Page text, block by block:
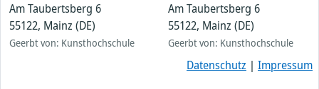
Am Taubertsberg 6
55122, Mainz (DE)
Geerbt von: Kunsthochschule
Am Taubertsberg 6
55122, Mainz (DE)
Geerbt von: Kunsthochschule
Datenschutz | Impressum